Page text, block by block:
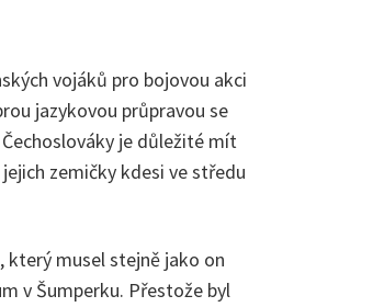
vojáků pro bojovou akci
jazykovou průpravou se
je důležité mít
zemičky kdesi ve středu
který musel stejně jako on
v Šumperku. Přestože byl